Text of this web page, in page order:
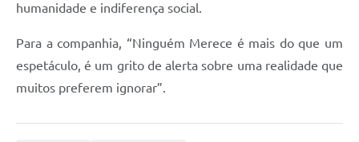
humanidade e indiferença social.
Para a companhia, “Ninguém Merece é mais do que um
espetáculo, é um grito de alerta sobre uma realidade que
muitos preferem ignorar”.